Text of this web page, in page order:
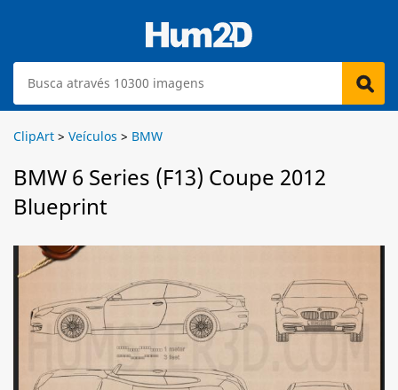
ClipArt > Veículos > BMW
BMW 6 Series (F13) Coupe 2012
Blueprint